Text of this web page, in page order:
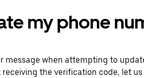
my phone
message when attempting to
the verification code, let us